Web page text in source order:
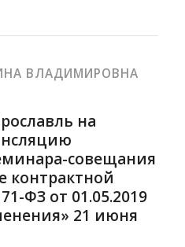
ВЛАДИМИРОВНА
на
совещания
контрактной
ФЗ от 01.05.2019
21 июня